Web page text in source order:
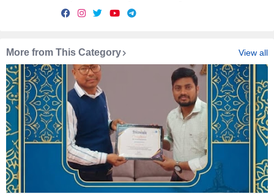
More from This Category View all